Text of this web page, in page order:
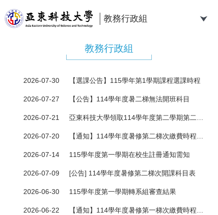
到
主
教務行政組
教務行政組
2026-07-30 【選課公告】115學年第1學期課程選課時程
2026-07-27 【公告】114學年度暑二梯無法開班科目
2026-07-21
2026-07-20
2026-07-14 115學年度第一學期在校生註冊通知需知
2026-07-09 [公告] 114學年度暑修第二梯次開課科目表
2026-06-30 115學年度第一學期轉系組審查結果
2026-06-22